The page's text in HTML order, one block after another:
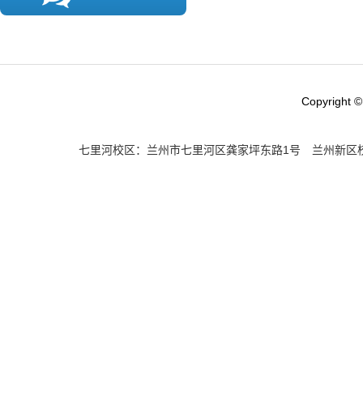
Copyright
七里河校区：兰州市七里河区龚家坪东路1号 兰州新